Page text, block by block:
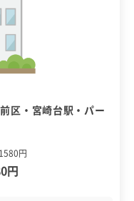
区・宮崎台駅・パー
円
円